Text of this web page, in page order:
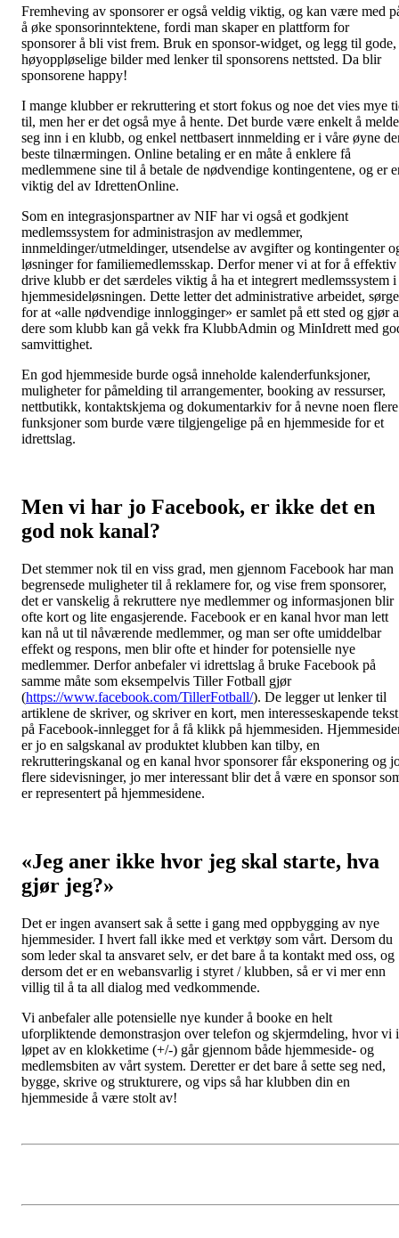
Fremheving av sponsorer er også veldig viktig, og kan være med
å øke sponsorinntektene, fordi man skaper en plattform for
sponsorer å bli vist frem. Bruk en sponsor-widget, og legg til gode,
høyoppløselige bilder med lenker til sponsorens nettsted. Da blir
sponsorene happy!
I mange klubber er rekruttering et stort fokus og noe det vies mye
til, men her er det også mye å hente. Det burde være enkelt å melde
seg inn i en klubb, og enkel nettbasert innmelding er i våre øyne
beste tilnærmingen. Online betaling er en måte å enklere få
medlemmene sine til å betale de nødvendige kontingentene, og er
viktig del av IdrettenOnline.
Som en integrasjonspartner av NIF har vi også et godkjent
medlemssystem for administrasjon av medlemmer,
innmeldinger/utmeldinger, utsendelse av avgifter og kontingenter
løsninger for familiemedlemsskap. Derfor mener vi at for å effektiv
drive klubb er det særdeles viktig å ha et integrert medlemssystem i
hjemmesideløsningen. Dette letter det administrative arbeidet,
for at «alle nødvendige innlogginger» er samlet på ett sted og gjør
dere som klubb kan gå vekk fra KlubbAdmin og MinIdrett med
samvittighet.
En god hjemmeside burde også inneholde kalenderfunksjoner,
muligheter for påmelding til arrangementer, booking av ressurser,
nettbutikk, kontaktskjema og dokumentarkiv for å nevne noen flere
funksjoner som burde være tilgjengelige på en hjemmeside for et
idrettslag.
Men vi har jo Facebook, er ikke det en
god nok kanal?
Det stemmer nok til en viss grad, men gjennom Facebook har man
begrensede muligheter til å reklamere for, og vise frem sponsorer,
det er vanskelig å rekruttere nye medlemmer og informasjonen blir
ofte kort og lite engasjerende. Facebook er en kanal hvor man lett
kan nå ut til nåværende medlemmer, og man ser ofte umiddelbar
effekt og respons, men blir ofte et hinder for potensielle nye
medlemmer. Derfor anbefaler vi idrettslag å bruke Facebook på
samme måte som eksempelvis Tiller Fotball gjør
(https://www.facebook.com/TillerFotball/). De legger ut lenker til
artiklene de skriver, og skriver en kort, men interesseskapende tekst
på Facebook-innlegget for å få klikk på hjemmesiden.
er jo en salgskanal av produktet klubben kan tilby, en
rekrutteringskanal og en kanal hvor sponsorer får eksponering og
flere sidevisninger, jo mer interessant blir det å være en sponsor
er representert på hjemmesidene.
«Jeg aner ikke hvor jeg skal starte, hva
gjør jeg?»
Det er ingen avansert sak å sette i gang med oppbygging av nye
hjemmesider. I hvert fall ikke med et verktøy som vårt. Dersom du
som leder skal ta ansvaret selv, er det bare å ta kontakt med oss, og
dersom det er en webansvarlig i styret / klubben, så er vi mer enn
villig til å ta all dialog med vedkommende.
Vi anbefaler alle potensielle nye kunder å booke en helt
uforpliktende demonstrasjon over telefon og skjermdeling, hvor vi i
løpet av en klokketime (+/-) går gjennom både hjemmeside- og
medlemsbiten av vårt system. Deretter er det bare å sette seg ned,
bygge, skrive og strukturere, og vips så har klubben din en
hjemmeside å være stolt av!